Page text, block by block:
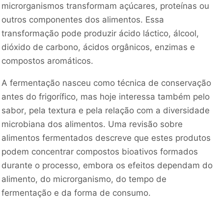
microrganismos transformam açúcares, proteínas ou
outros componentes dos alimentos. Essa
transformação pode produzir ácido láctico, álcool,
dióxido de carbono, ácidos orgânicos, enzimas e
compostos aromáticos.
A fermentação nasceu como técnica de conservação
antes do frigorífico, mas hoje interessa também pelo
sabor, pela textura e pela relação com a diversidade
microbiana dos alimentos. Uma revisão sobre
alimentos fermentados descreve que estes produtos
podem concentrar compostos bioativos formados
durante o processo, embora os efeitos dependam do
alimento, do microrganismo, do tempo de
fermentação e da forma de consumo.